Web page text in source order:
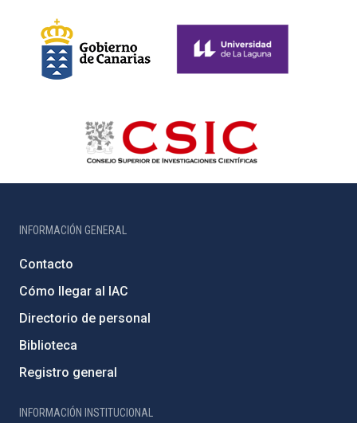
INFORMACIÓN GENERAL
Contacto
Cómo llegar al IAC
Directorio de personal
Biblioteca
Registro general
INFORMACIÓN INSTITUCIONAL